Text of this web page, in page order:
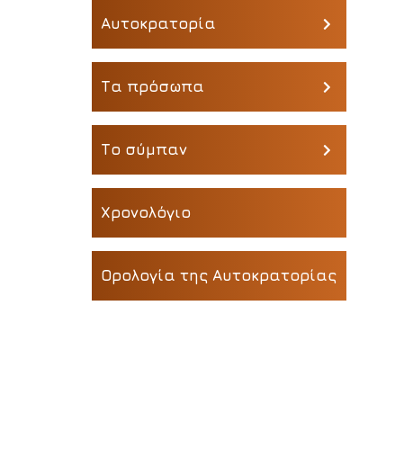
Αυτοκρατορία
Τα πρόσωπα
Το σύμπαν
Χρονολόγιο
Ορολογία της Αυτοκρατορίας